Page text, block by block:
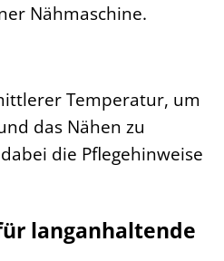
Nähmaschine.
Temperatur, um
das Nähen zu
die Pflegehinweise
langanhaltende